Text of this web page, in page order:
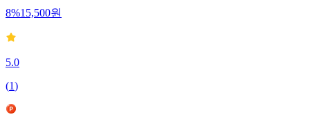
8%15,500원
5.0
(1)